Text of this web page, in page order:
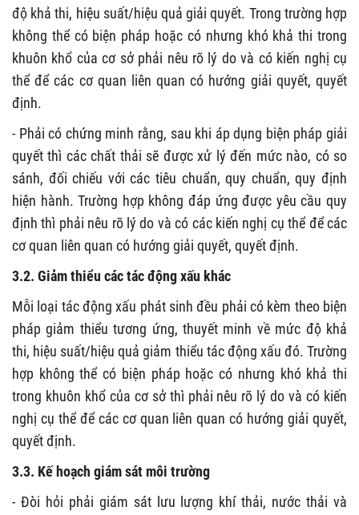
độ khả thi, hiệu suất/hiệu quả giải quyết. Trong trường hợp
không thể có biện pháp hoặc có nhưng khó khả thi trong
khuôn khổ của cơ sở phải nêu rõ lý do và có kiến nghị cụ
thể để các cơ quan liên quan có hướng giải quyết, quyết
định.
- Phải có chứng minh rằng, sau khi áp dụng biện pháp giải
quyết thì các chất thải sẽ được xử lý đến mức nào, có so
sánh, đối chiếu với các tiêu chuẩn, quy chuẩn, quy định
hiện hành. Trường hợp không đáp ứng được yêu cầu quy
định thì phải nêu rõ lý do và có các kiến nghị cụ thể để các
cơ quan liên quan có hướng giải quyết, quyết định.
3.2. Giảm thiểu các tác động xấu khác
Mỗi loại tác động xấu phát sinh đều phải có kèm theo biện
pháp giảm thiểu tương ứng, thuyết minh về mức độ khả
thi, hiệu suất/hiệu quả giảm thiểu tác động xấu đó. Trường
hợp không thể có biện pháp hoặc có nhưng khó khả thi
trong khuôn khổ của cơ sở thì phải nêu rõ lý do và có kiến
nghị cụ thể để các cơ quan liên quan có hướng giải quyết,
quyết định.
3.3. Kế hoạch giám sát môi trường
- Đòi hỏi phải giám sát lưu lượng khí thải, nước thải và